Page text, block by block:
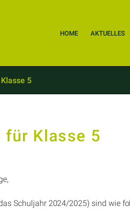
HOME AKTUELLES
5
für Klasse 5
Schuljahr 2024/2025) sind wie